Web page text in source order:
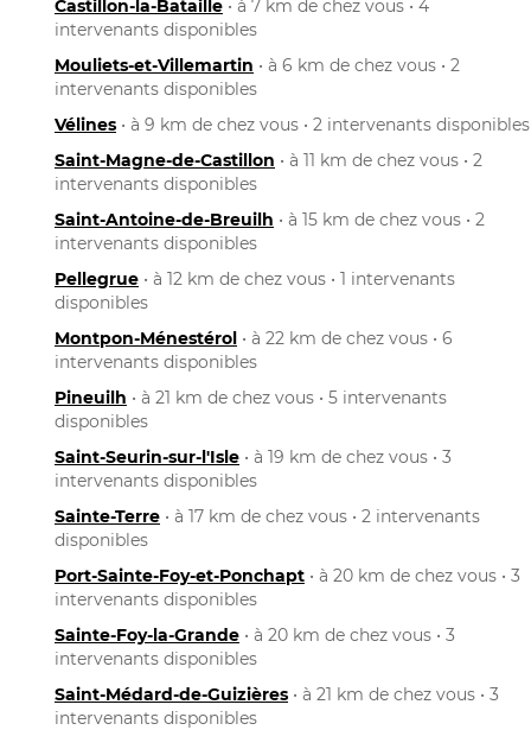
Castillon-la-Bataille • à 7 km de chez vous • 4
intervenants disponibles
Mouliets-et-Villemartin • à 6 km de chez vous • 2
intervenants disponibles
Vélines • à 9 km de chez vous • 2 intervenants disponibles
Saint-Magne-de-Castillon • à 11 km de chez vous • 2
intervenants disponibles
Saint-Antoine-de-Breuilh • à 15 km de chez vous • 2
intervenants disponibles
Pellegrue • à 12 km de chez vous • 1 intervenants
disponibles
Montpon-Ménestérol • à 22 km de chez vous • 6
intervenants disponibles
Pineuilh • à 21 km de chez vous • 5 intervenants
disponibles
Saint-Seurin-sur-l'Isle • à 19 km de chez vous • 3
intervenants disponibles
Sainte-Terre • à 17 km de chez vous • 2 intervenants
disponibles
Port-Sainte-Foy-et-Ponchapt • à 20 km de chez vous • 3
intervenants disponibles
Sainte-Foy-la-Grande • à 20 km de chez vous • 3
intervenants disponibles
Saint-Médard-de-Guizières • à 21 km de chez vous • 3
intervenants disponibles